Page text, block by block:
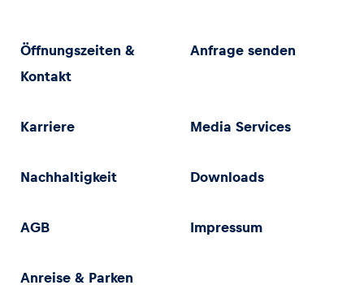
Öffnungszeiten &
Kontakt
Anfrage senden
Karriere Media Services
Nachhaltigkeit Downloads
AGB Impressum
Anreise & Parken